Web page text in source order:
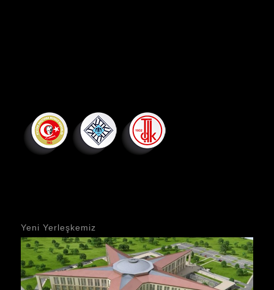
Yeni Yerleşkemiz